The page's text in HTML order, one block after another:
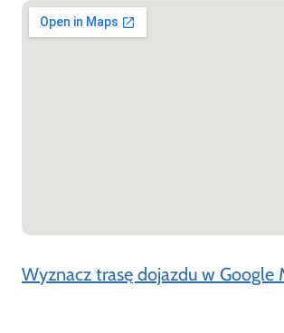
Wyznacz trasę dojazdu w Google